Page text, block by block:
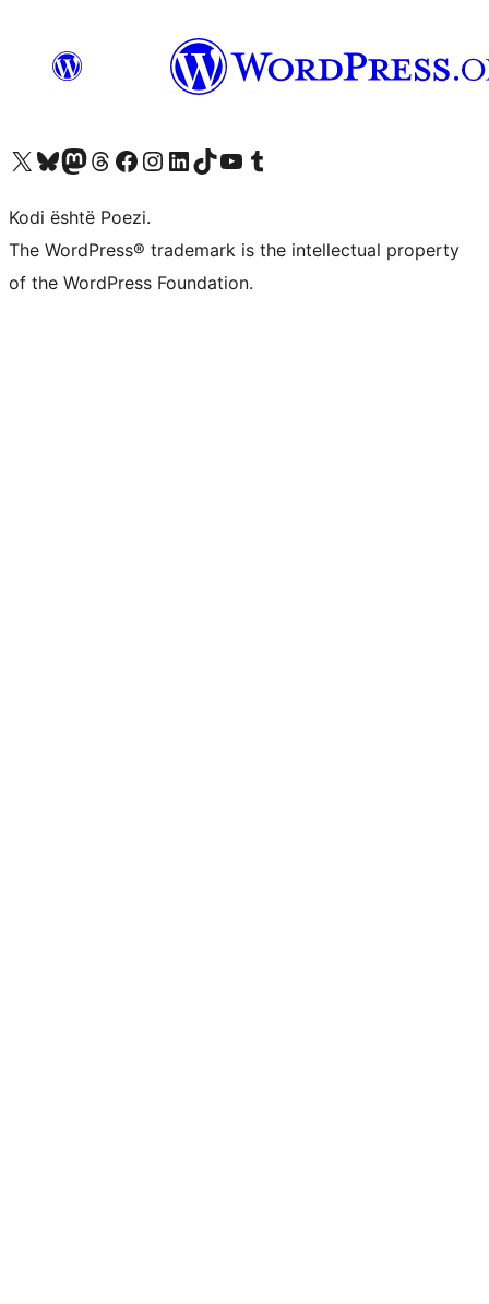
Vizitoni llogarinë tonë X (ish Twitter)
Vizitoni llogarinë tonë Bluesky
Vizitoni llogarinë tonë Mastodon
Vizitoni llogarinë tonë Threads
Vizitoni faqen tonë në Facebook
Vizitoni llogarinë tonë Instagram
Vizitoni llogarinë tonë LinkedIn
Vizitoni llogarinë tonë TikTok
Vizitoni kanalin tonë YouTube
Vizitoni llogarinë tonë Tumblr
Kodi është Poezi.
The WordPress® trademark is the intellectual property
of the WordPress Foundation.